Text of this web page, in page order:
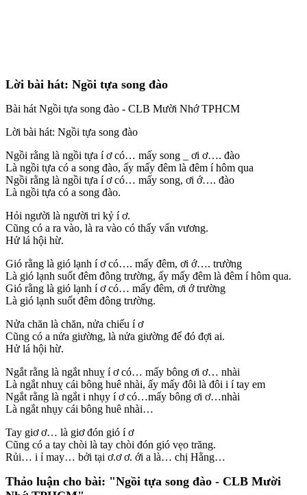
Lời bài hát: Ngồi tựa song đào
Bài hát Ngồi tựa song đào - CLB Mười Nhớ TPHCM
Lời bài hát: Ngồi tựa song đào
Ngồi rằng là ngồi tựa í ơ có… mấy song _ ơi ơ…. đào
Là ngồi tựa có a song đào, ấy mấy đêm là đêm í hôm qua
Ngồi rằng là ngồi tựa í ơ có… mấy song, ơi ớ…. đào
Là ngồi tựa có a song đào.
Hỏi người là người tri kỷ í ơ.
Cũng có a ra vào, là ra vào có thấy vấn vương.
Hử lá hội hừ.
Gió rằng là gió lạnh í ơ có…. mấy đêm, ơi ớ…. trường
Là gió lạnh suốt đêm đông trường, ấy mấy đêm là đêm í hôm qua.
Gió rằng là gió lạnh í ơ có… mấy đêm, ơi ớ trường
Là gió lạnh suốt đêm đông trường.
Nửa chăn là chăn, nửa chiếu í ơ
Cũng có a nửa giường, là nửa giường để đó đợi ai.
Hử lá hội hừ.
Ngắt rằng là ngắt nhuỵ í ơ có… mấy bông ơi ơ… nhài
Là ngắt nhuỵ cái bông huê nhài, ấy mấy đôi là đôi i í tay em
Ngắt rằng là ngắt i nhụy í ơ có…mấy bông ơi ơ…nhài
Là ngắt nhụy cái bông huê nhài…
Tay giơ ơ… là giơ đón gió í ơ
Cũng có a tay chòi là tay chòi đón gió vẹo trăng.
Rủi… i ỉ may… bởi tại ơ.ơ ơ. ới a là… chị Hằng…
Thảo luận cho bài: "Ngồi tựa song đào - CLB Mười